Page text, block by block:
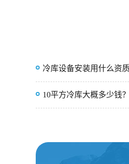
冷库设备安装用什么资
10平方冷库大概多少钱？